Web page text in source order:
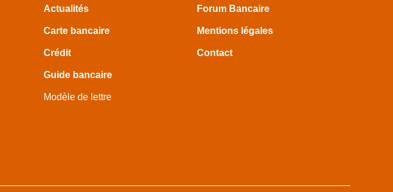
Actualités
Carte bancaire
Crédit
Guide bancaire
Modèle de lettre
Forum Bancaire
Mentions légales
Contact